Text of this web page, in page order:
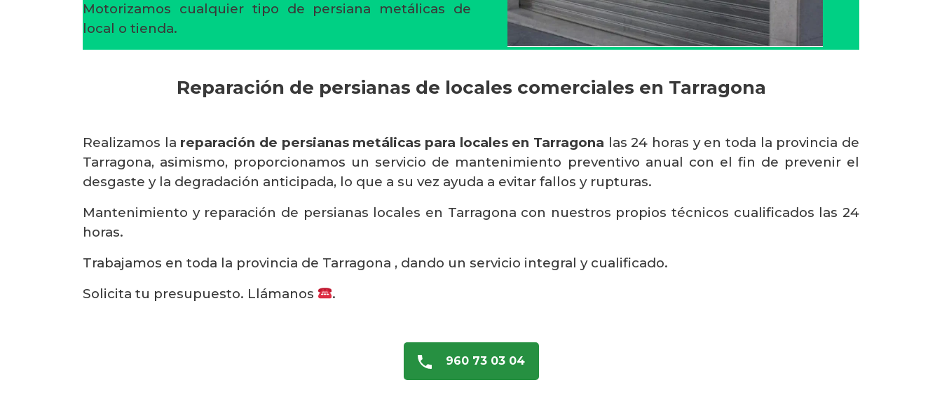
Motorizamos cualquier tipo de persiana metálicas de
local o tienda.
Reparación de persianas de locales comerciales en Tarragona
Realizamos la reparación de persianas metálicas para locales en Tarragona las 24 horas y en toda la provincia de
Tarragona, asimismo, proporcionamos un servicio de mantenimiento preventivo anual con el fin de prevenir el
desgaste y la degradación anticipada, lo que a su vez ayuda a evitar fallos y rupturas.
Mantenimiento y reparación de persianas locales en Tarragona con nuestros propios técnicos cualificados las 24
horas.
Trabajamos en toda la provincia de Tarragona , dando un servicio integral y cualificado.
Solicita tu presupuesto. Llámanos
.
960 73 03 04